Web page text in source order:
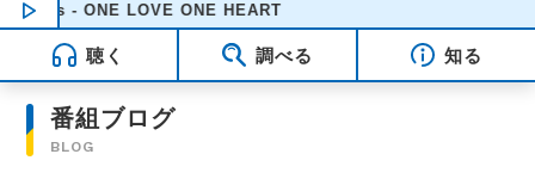
NOW PLAYING14:19
- ONE LOVE ONE HEART
聴く 調べる 知る
番組ブログ
BLOG